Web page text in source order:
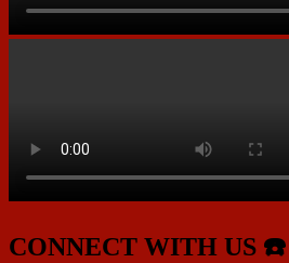
CONNECT WITH US ☎️